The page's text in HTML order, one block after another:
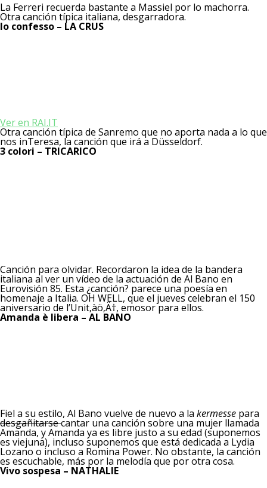
La Ferreri recuerda bastante a Massiel por lo machorra.
Otra canción típica italiana, desgarradora.
Io confesso – LA CRUS
Ver en RAI.IT
Otra canción típica de Sanremo que no aporta nada a lo que
nos inTeresa, la canción que irá a Düsseldorf.
3 colori – TRICARICO
Canción para olvidar. Recordaron la idea de la bandera
italiana al ver un vídeo de la actuación de Al Bano en
Eurovisión 85. Esta ¿canción? parece una poesía en
homenaje a Italia. OH WELL, que el jueves celebran el 150
aniversario de l’Unit‚àö‚Ä†, emosor para ellos.
Amanda è libera – AL BANO
Fiel a su estilo, Al Bano vuelve de nuevo a la kermesse para
desgañitarsecantar una canción sobre una mujer llamada
Amanda, y Amanda ya es libre justo a su edad (suponemos
es viejuna), incluso suponemos que está dedicada a Lydia
Lozano o incluso a Romina Power. No obstante, la canción
es escuchable, más por la melodía que por otra cosa.
Vivo sospesa – NATHALIE